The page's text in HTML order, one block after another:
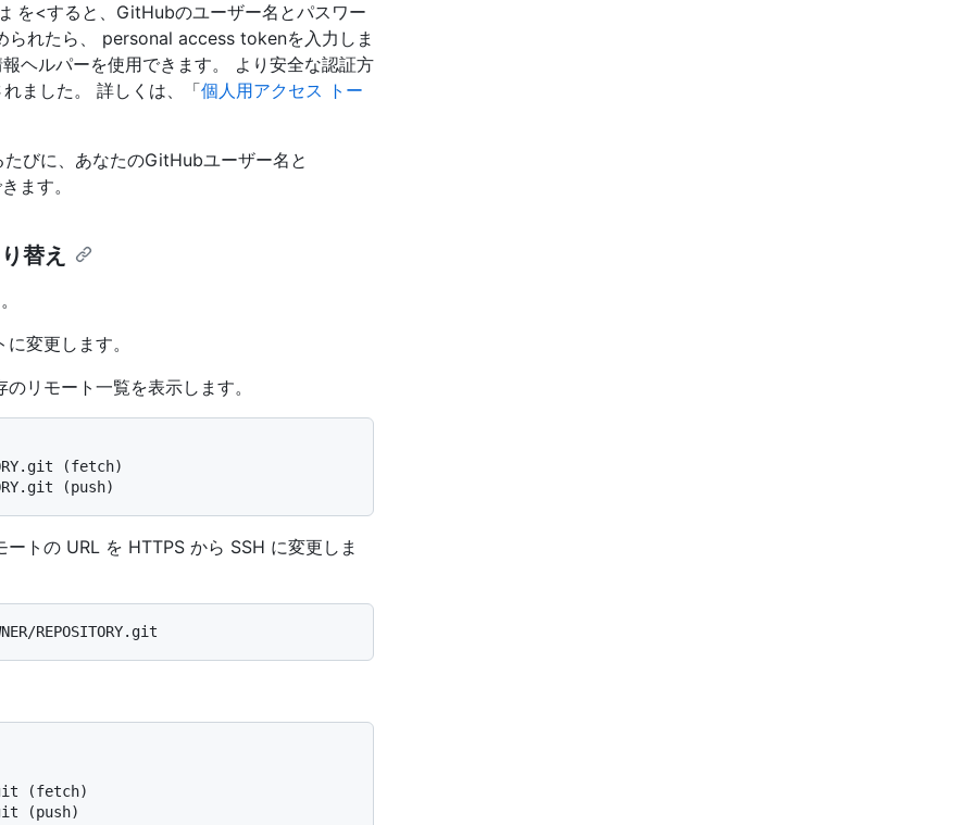
を<すると、GitHubのユーザー名とパスワー
られたら、 personal access tokenを入力しま
ヘルパーを使用できます。 より安全な認証方
ました。 詳しくは、「個人用アクセス トー
びに、あなたのGitHubユーザー名と
ます。
替え
変更します。
リモート一覧を表示します。
(fetch)
(push)
トの URL を HTTPS から SSH に変更しま
(fetch)
(push)